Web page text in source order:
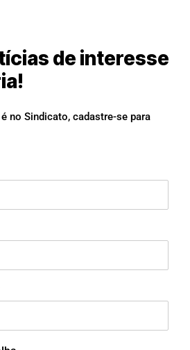
de interesse
no Sindicato, cadastre-se para